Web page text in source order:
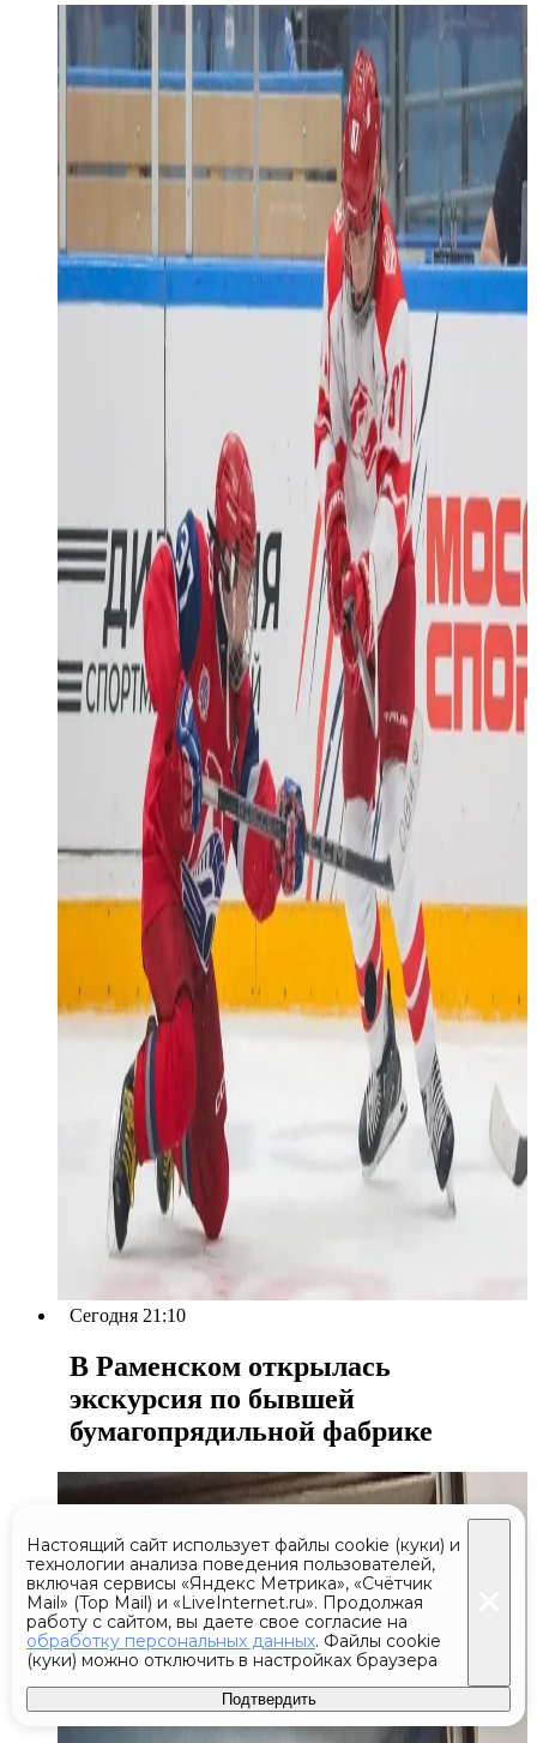
Сегодня 21:10
В Раменском открылась
экскурсия по бывшей
бумагопрядильной фабрике
Настоящий сайт использует файлы cookie (куки) и
технологии анализа поведения пользователей,
включая сервисы «Яндекс Метрика», «Счётчик
Mail» (Top Mail) и «LiveInternet.ru». Продолжая
работу с сайтом, вы даете свое согласие на
обработку персональных данных. Файлы cookie
(куки) можно отключить в настройках браузера
Подтвердить